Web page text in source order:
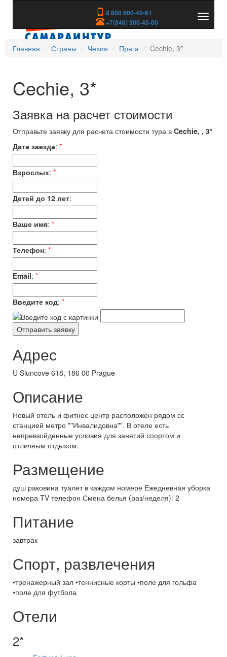
8 800 600-40-61
+7(846) 300-45-00
скрыть
Главная
Страны Чехия Прага Cechie, 3*
Cechie, 3*
Заявка на расчет стоимости
Отправьте заявку для расчета стоимости тура в Cechie, , 3*
Дата заезда: *
Взрослых: *
Детей до 12 лет:
Ваше имя: *
Телефон: *
Email: *
Введите код: *
Адрес
U Sluncove 618, 186 00 Prague
Описание
Новый отель и фитнес центр расположен рядом сс
станцией метро ""Инвалидовна"". В отеле есть
непревзойденные условия для занятий спортом и
отличным отдыхом.
Размещение
душ раковина туалет в каждом номере Ежедневная уборка
номера TV телефон Смена белья (раз/неделя): 2
Питание
завтрак
Спорт, развлечения
•тренажерный зал •теннисные корты •поле для гольфа
•поле для футбола
Отели
2*